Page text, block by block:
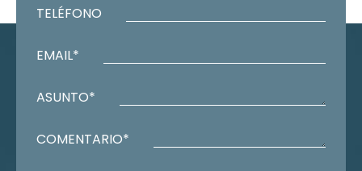
TELÉFONO
EMAIL*
ASUNTO*
COMENTARIO*